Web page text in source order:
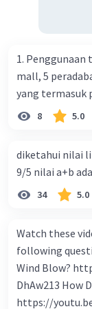
kontraktif
pengeluaran
transfer (Tr)
Menurunkan G,
Menurunkan G,
Meningkatkan G,
yang dilakukan
Sentral dalam
Mengatur
wajib minimum
tingkat bunga
pinjaman bank
beberapa
1. Penggunaan
mall, 5
yang termasuk
8 5.0
diketahui nilai
9/5 nilai a+b
34 5.0
Watch these
following
Wind Blow? https://youtu.be/edsNPCwU9ios-28ZWP9f5-
DhAw213 How Do Maglev Trains Work?
https://youtu.be/